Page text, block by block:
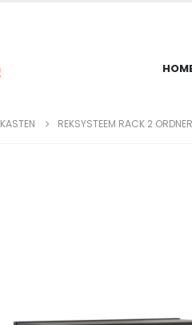
KASTEN REKSYSTEEM RACK 2